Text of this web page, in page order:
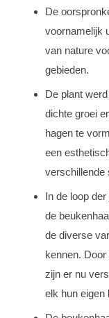
De
voornamelijk
van nature
gebieden.
De plant
dichte groei
hagen te
een
verschillende
In de loop
de
de diverse
kennen.
zijn er nu
elk hun eigen